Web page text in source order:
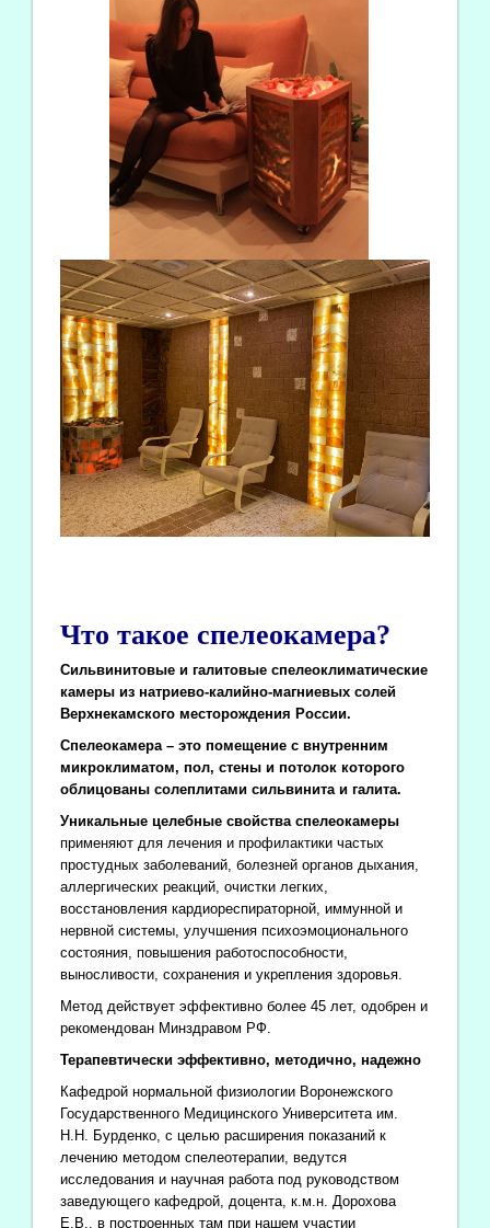
Что такое спелеокамера?
Сильвинитовые и галитовые спелеоклиматические
камеры из натриево-калийно-магниевых солей
Верхнекамского месторождения России.
Спелеокамера – это помещение с внутренним
микроклиматом, пол, стены и потолок которого
облицованы солеплитами сильвинита и галита.
Уникальные целебные свойства спелеокамеры
применяют для лечения и профилактики частых
простудных заболеваний, болезней органов дыхания,
аллергических реакций, очистки легких,
восстановления кардиореспираторной, иммунной и
нервной системы, улучшения психоэмоционального
состояния, повышения работоспособности,
выносливости, сохранения и укрепления здоровья.
Метод действует эффективно более 45 лет, одобрен и
рекомендован Минздравом РФ.
Терапевтически эффективно, методично, надежно
Кафедрой нормальной физиологии Воронежского
Государственного Медицинского Университета им.
Н.Н. Бурденко, с целью расширения показаний к
лечению методом спелеотерапии, ведутся
исследования и научная работа под руководством
заведующего кафедрой, доцента, к.м.н. Дорохова
Е.В., в построенных там при нашем участии